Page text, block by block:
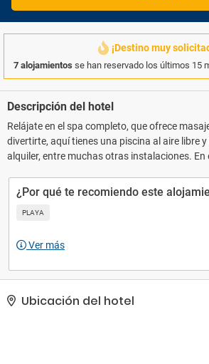
¡Destino muy
7 alojamientos se han reservado los últimos 15
Descripción del hotel
Relájate en el spa completo, que ofrece
divertirte, aquí tienes una piscina al aire libre
alquiler, entre muchas otras instalaciones. En
gratis, servicio de celebración de bodas y
(adquisición de entradas).. Tendrás conexión
gratis, tintorería y un servicio de recepción las
prestaciones como servicio de transporte al
¿Por qué te recomiendo este
PLAYA
Ver más
Ubicación del hotel